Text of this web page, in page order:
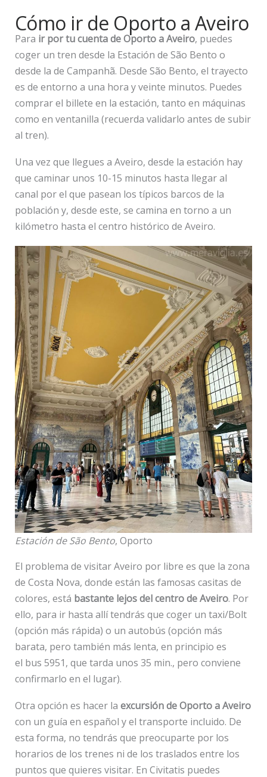
Cómo ir de Oporto a Aveiro
Para ir por tu cuenta de Oporto a Aveiro, puedes
coger un tren desde la Estación de São Bento o
desde la de Campanhã. Desde São Bento, el trayecto
es de entorno a una hora y veinte minutos. Puedes
comprar el billete en la estación, tanto en máquinas
como en ventanilla (recuerda validarlo antes de subir
al tren).
Una vez que llegues a Aveiro, desde la estación hay
que caminar unos 10-15 minutos hasta llegar al
canal por el que pasean los típicos barcos de la
población y, desde este, se camina en torno a un
kilómetro hasta el centro histórico de Aveiro.
Estación de São Bento, Oporto
El problema de visitar Aveiro por libre es que la zona
de Costa Nova, donde están las famosas casitas de
colores, está bastante lejos del centro de Aveiro. Por
ello, para ir hasta allí tendrás que coger un taxi/Bolt
(opción más rápida) o un autobús (opción más
barata, pero también más lenta, en principio es
el bus 5951, que tarda unos 35 min., pero conviene
confirmarlo en el lugar).
Otra opción es hacer la excursión de Oporto a Aveiro
con un guía en español y el transporte incluido. De
esta forma, no tendrás que preocuparte por los
horarios de los trenes ni de los traslados entre los
puntos que quieres visitar. En Civitatis puedes